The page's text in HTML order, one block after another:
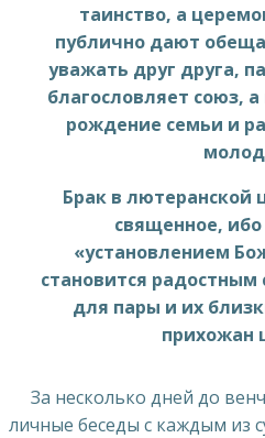
таинство, а
публично дают
уважать друг друга,
благословляет союз,
рождение семьи и
Брак в лютеранской
священное, ибо
«установлением
становится
для пары и их
прихожан
За несколько дней до
личные беседы с каждым из